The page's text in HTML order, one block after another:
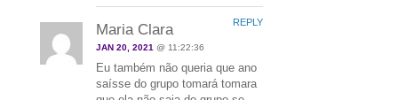
Maria Clara
JAN 20, 2021 @ 11:22:36
Eu também não queria que ano
saísse do grupo tomará tomara
REPLY